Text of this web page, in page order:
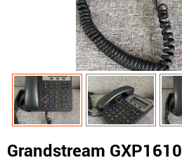
​Grandstream GXP1610